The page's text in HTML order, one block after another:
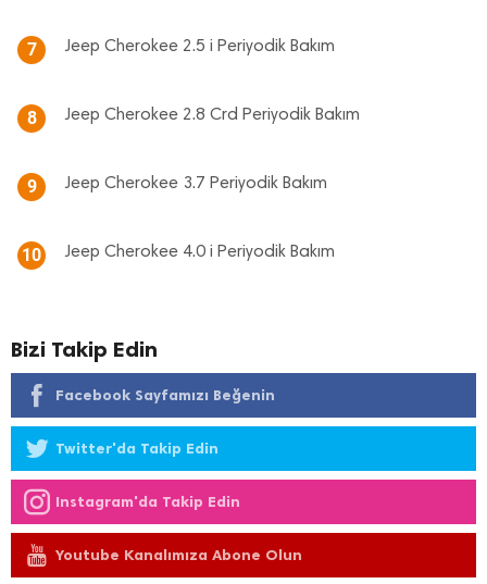
7 Jeep Cherokee 2.5 i Periyodik Bakım
8 Jeep Cherokee 2.8 Crd Periyodik Bakım
9 Jeep Cherokee 3.7 Periyodik Bakım
10 Jeep Cherokee 4.0 i Periyodik Bakım
Bizi Takip Edin
Facebook Sayfamızı Beğenin
Twitter'da Takip Edin
Instagram'da Takip Edin
Youtube Kanalımıza Abone Olun